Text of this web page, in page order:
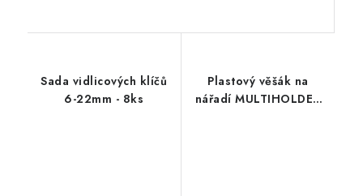
Sada vidlicových klíčů
6-22mm - 8ks
Plastový věšák na
nářadí MULTIHOLDER